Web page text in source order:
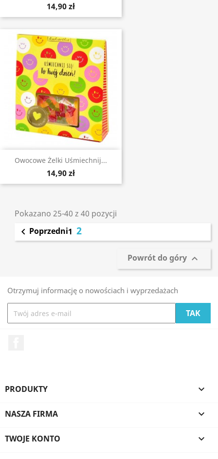
14,90 zł
Owocowe Żelki Uśmiechnij...
14,90 zł
Pokazano 25-40 z 40 pozycji
 Poprzedni1 2
Powrót do góry 
Otrzymuj informację o nowościach i wyprzedażach
PRODUKTY 
NASZA FIRMA 
TWOJE KONTO 